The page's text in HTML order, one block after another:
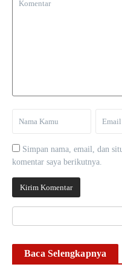
Simpan nama, email, dan
komentar saya berikutnya.
Baca Selengkapnya